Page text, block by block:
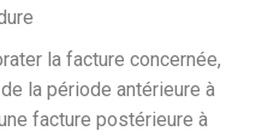
la facture concernée,
la période antérieure à
facture postérieure à